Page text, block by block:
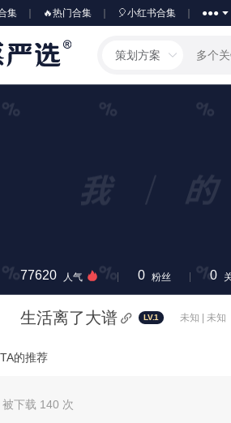
集 🔥热门合集 🎈小红书合集 ●●●
策划方案
77620 人气 0 粉丝 0
生活离了大谱 LV.1 未知 | 未知
TA的推荐
载 140 次